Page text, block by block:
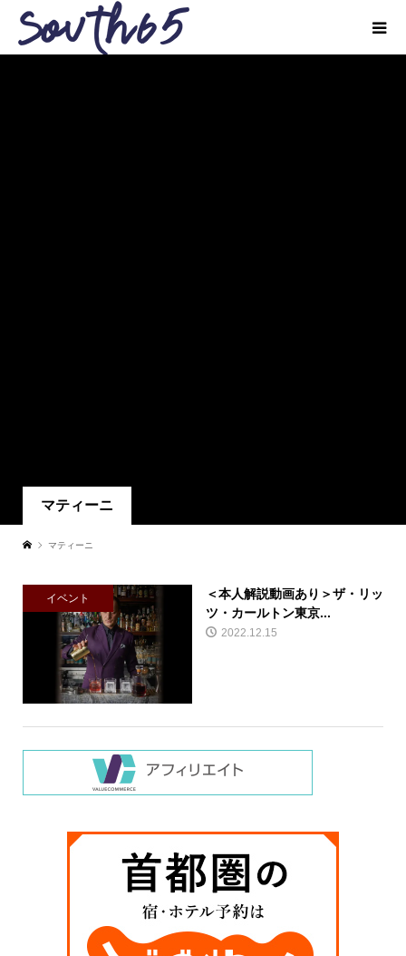
マティーニ
マティーニ
イベント
＜本人解説動画あり＞ザ・リッ
ツ・カールトン東京...
2022.12.15